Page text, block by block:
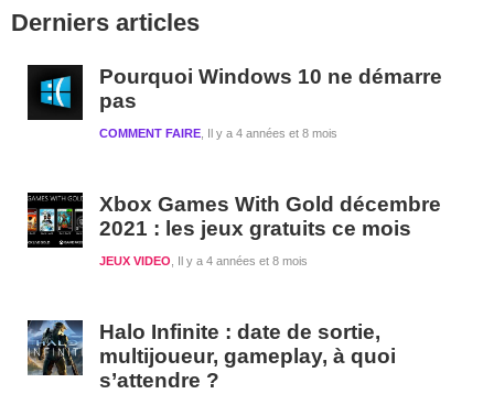
latérale
Derniers articles
Pourquoi Windows 10 ne démarre
pas
Il y a 4 années et 8 mois
COMMENT FAIRE
Xbox Games With Gold décembre
2021 : les jeux gratuits ce mois
Il y a 4 années et 8 mois
JEUX VIDEO
Halo Infinite : date de sortie,
multijoueur, gameplay, à quoi
s’attendre ?